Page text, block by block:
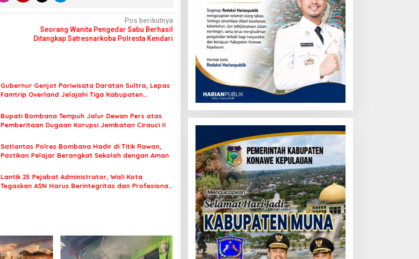
Pos berikutnya
Seorang Wanita Pengedar Sabu Berhasil
Ditangkap Satresnarkoba Polresta Kendari
Gubernur Genjot Pariwisata Daratan Sultra, Lepas
Famtrip Overland Jelajahi Tiga Kabupaten
Bupati Bombana Tempuh Jalur Dewan Pers atas
Pemberitaan Dugaan Korupsi Jembatan Cirauci II
Satlantas Polres Bombana Hadir di Titik Rawan,
Pastikan Pelajar Berangkat Sekolah dengan Aman
Lantik 25 Pejabat Administrator, Wali Kota
Tegaskan ASN Harus Berintegritas dan Profesional